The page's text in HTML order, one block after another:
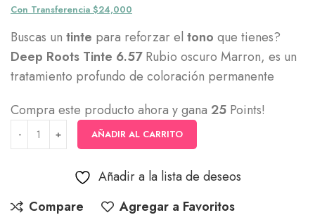
Con Transferencia $24,000
Buscas un tinte para reforzar el tono que tienes?
Deep Roots Tinte 6.57Rubio oscuro Marron, es un
tratamiento profundo de coloración permanente
Compra este producto ahora y gana 25 Points!
AÑADIR AL CARRITO
Añadir a la lista de deseos
Compare
Agregar a Favoritos